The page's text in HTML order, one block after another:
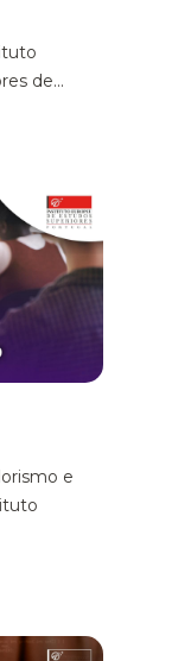
de...
e